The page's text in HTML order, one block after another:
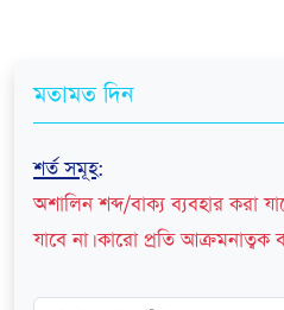
মতামত দিন
শর্ত সমূহ:
অশালিন শব্দ/বাক্য ব্যবহার করা
যাবে না। কারো প্রতি আক্রমনাত্বক